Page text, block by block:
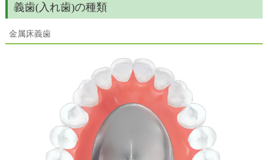
義歯(入れ歯)の種類
金属床義歯